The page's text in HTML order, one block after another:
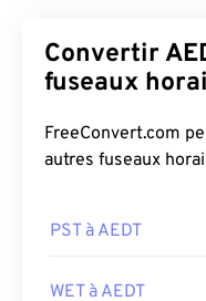
Convertir
fuseaux
FreeConvert.com
autres fuseaux
PST à AEDT
WET à AEDT